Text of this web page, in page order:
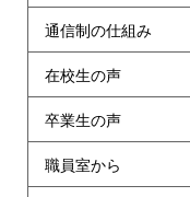
通信制の仕組み
在校生の声
卒業生の声
職員室から